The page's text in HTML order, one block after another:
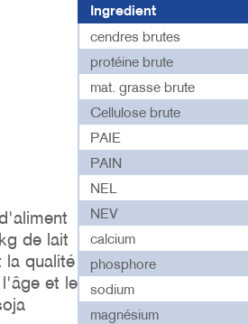
de lait
la qualité
et le
Ingredient
cendres brutes
protéine brute
mat. grasse brute
Cellulose brute
PAIE
PAIN
NEL
NEV
calcium
phosphore
sodium
magnésium